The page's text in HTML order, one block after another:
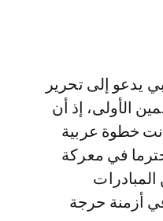
يدعو إلى تحرير
الأولى، إذ أن
خطوة عربية
في معركة
أزمنة حرجة